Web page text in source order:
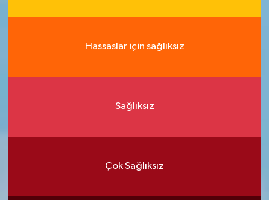
Hassaslar için sağlıksız
Sağlıksız
Çok Sağlıksız